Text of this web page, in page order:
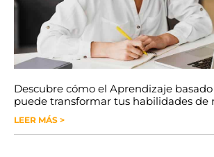
Descubre cómo el Aprendizaje
puede transformar tus habilidades de
LEER MÁS >